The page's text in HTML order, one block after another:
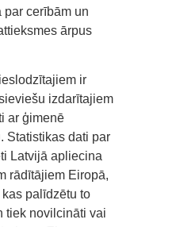
par cerībām un
ārpus
ir
izdarītajiem
ar ģimenē
Statistikas dati par
Latvijā apliecina
rādītājiem Eiropā,
palīdzētu to
tiek novilcināti vai